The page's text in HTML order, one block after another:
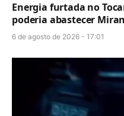
Energia furtada no
poderia abastecer
6 de agosto de 2026 - 17:01